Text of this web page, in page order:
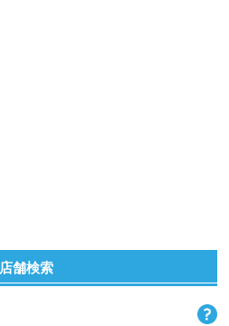
店舗検索